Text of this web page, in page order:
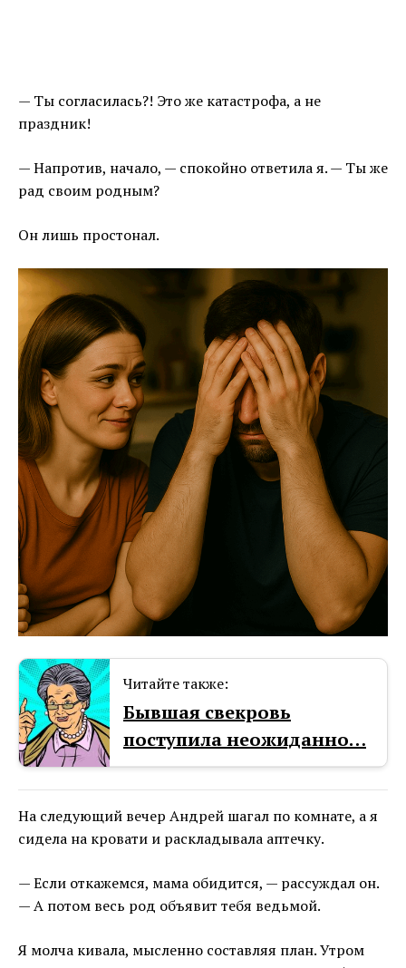
— Ты согласилась?! Это же катастрофа, а не
праздник!
— Напротив, начало, — спокойно ответила я. — Ты же
рад своим родным?
Он лишь простонал.
Читайте также:
Бывшая свекровь
поступила неожиданно…
На следующий вечер Андрей шагал по комнате, а я
сидела на кровати и раскладывала аптечку.
— Если откажемся, мама обидится, — рассуждал он.
— А потом весь род объявит тебя ведьмой.
Я молча кивала, мысленно составляя план. Утром